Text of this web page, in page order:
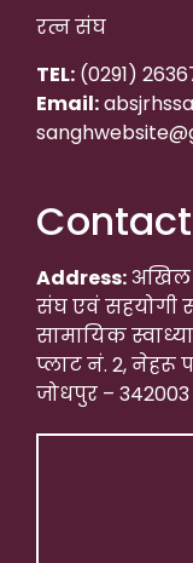
रत्न संघ
TEL: (0291)
Email:
Address:अखिल
संघ एवं सहयोगी
सामायिक
प्लाट नं. 2, नेहरू
जोधपुर – 342003